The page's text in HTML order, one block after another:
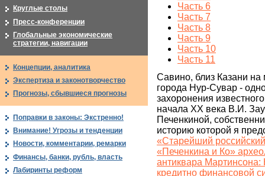
Часть 6
Часть 7
Часть 8
Часть 9
Часть 10
Часть 11
Савино, близ Казани на
города Нур-Сувар -
захоронения
начала XX века В.И.
Печенкиной,
историю которой я
«Старейший
«Печенкина и Ко»
антиквара
кредитно финансовой
Круглые столы
Пресс-конференции
Глобальные экономические
стратегии, навигации
Концепции, аналитика
Экспертиза и законотворчество
Прогнозы, сбывшиеся прогнозы
Поправки в законы: Экстренно!
Внимание! Угрозы и тенденции
Новости, комментарии, ремарки
Финансы, банки, рубль, власть
Лабиринты реформ